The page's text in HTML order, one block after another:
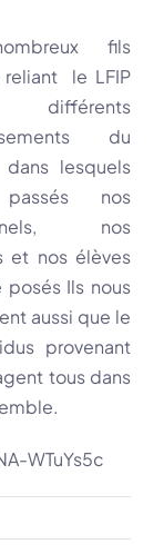
fils
reliant le LFIP
du
dans lesquels
nos
nos
et nos élèves
posés Ils nous
aussi que le
provenant
tous dans
WTuYs5c